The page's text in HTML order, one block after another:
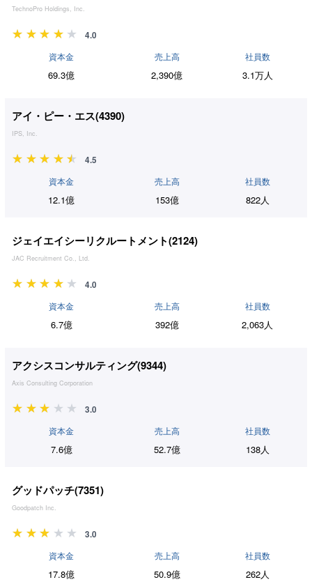
TechnoPro Holdings, Inc.
4.0
資本金
69.3億
売上高
2,390億
社員数
3.1万人
アイ・ピー・エス(4390)
IPS, Inc.
4.5
資本金
12.1億
売上高
153億
社員数
822人
ジェイエイシーリクルートメント(2124)
JAC Recruitment Co., Ltd.
4.0
資本金
6.7億
売上高
392億
社員数
2,063人
アクシスコンサルティング(9344)
Axis Consulting Corporation
3.0
資本金
7.6億
売上高
52.7億
社員数
138人
グッドパッチ(7351)
Goodpatch Inc.
3.0
資本金
17.8億
売上高
50.9億
社員数
262人